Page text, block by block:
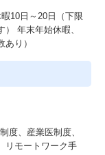
10日～20日（下限
年末年始休暇、
り）
度、産業医制度、
リモートワーク手